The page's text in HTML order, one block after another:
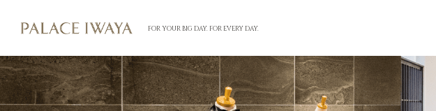
FOR YOUR BIG DAY. FOR EVERY DAY.